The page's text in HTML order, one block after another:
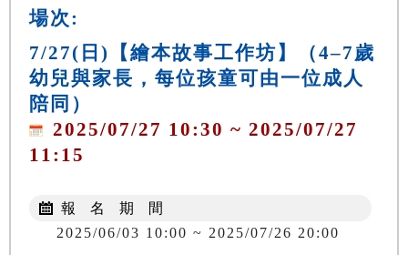
場次:
7/27(日)【繪本故事工作坊】（4–7歲
幼兒與家長，每位孩童可由一位成人
陪同）
2025/07/27 10:30 ~ 2025/07/27
11:15
報 名 期 間
2025/06/03 10:00 ~ 2025/07/26 20:00